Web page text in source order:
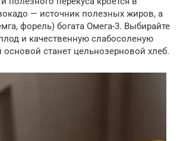
— источник полезных жиров, а
форель) богата Омега-3. Выбирайте
и качественную слабосоленую
станет цельнозерновой хлеб.